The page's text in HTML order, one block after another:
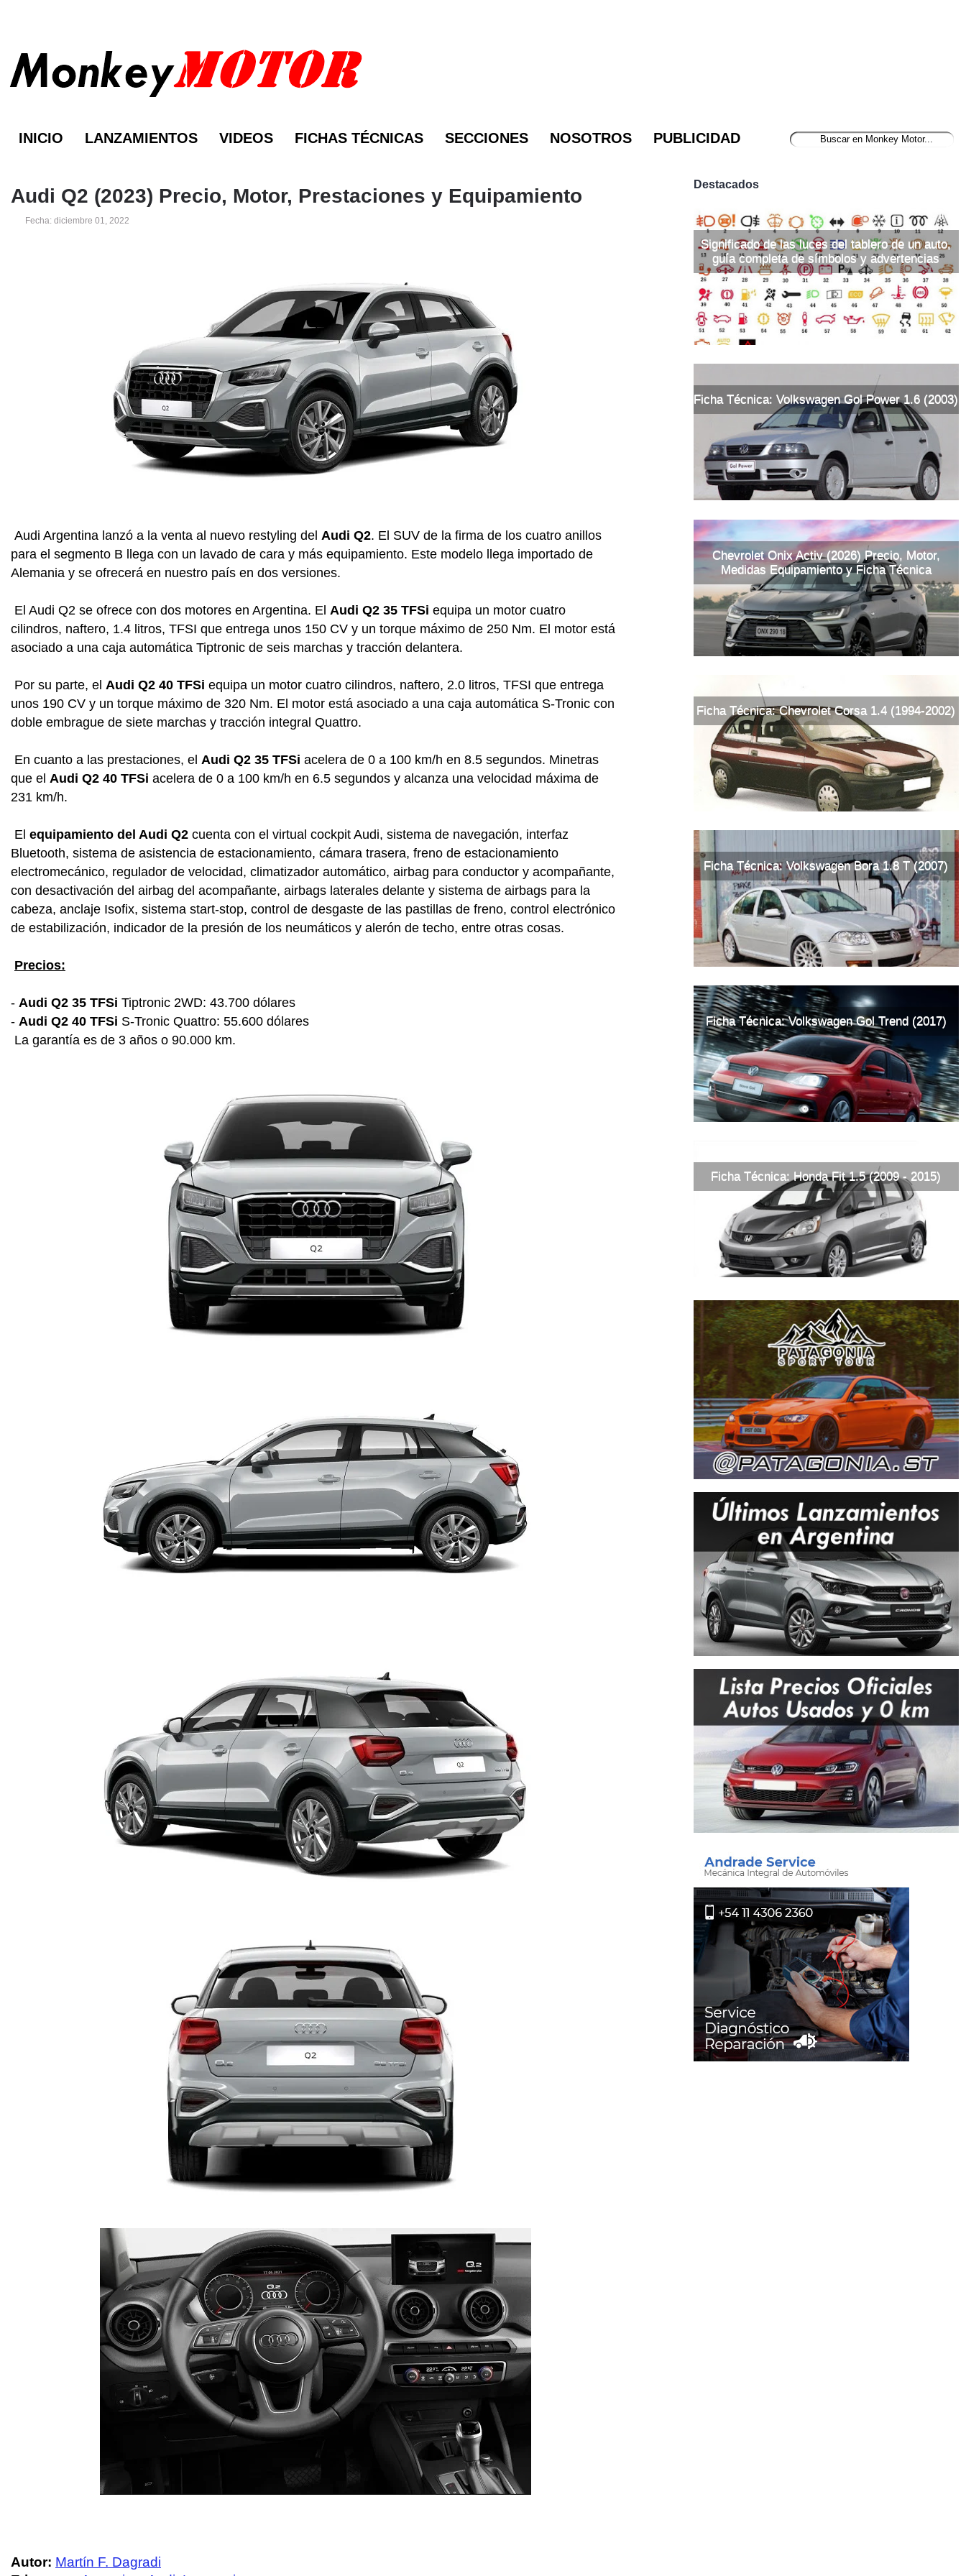
INICIO LANZAMIENTOS VIDEOS FICHAS TÉCNICAS SECCIONES NOSOTROS PUBLICIDAD
Audi Q2 (2023) Precio, Motor, Prestaciones y Equipamiento
Fecha: diciembre 01, 2022
Audi Argentina lanzó a la venta al nuevo restyling del Audi Q2. El SUV de la firma de los cuatro anillos
para el segmento B llega con un lavado de cara y más equipamiento. Este modelo llega importado de
Alemania y se ofrecerá en nuestro país en dos versiones.
El Audi Q2 se ofrece con dos motores en Argentina. El Audi Q2 35 TFSi equipa un motor cuatro
cilindros, naftero, 1.4 litros, TFSI que entrega unos 150 CV y un torque máximo de 250 Nm. El motor está
asociado a una caja automática Tiptronic de seis marchas y tracción delantera.
Por su parte, el Audi Q2 40 TFSi equipa un motor cuatro cilindros, naftero, 2.0 litros, TFSI que entrega
unos 190 CV y un torque máximo de 320 Nm. El motor está asociado a una caja automática S-Tronic con
doble embrague de siete marchas y tracción integral Quattro.
En cuanto a las prestaciones, el Audi Q2 35 TFSi acelera de 0 a 100 km/h en 8.5 segundos. Minetras
que el Audi Q2 40 TFSi acelera de 0 a 100 km/h en 6.5 segundos y alcanza una velocidad máxima de
231 km/h.
El equipamiento del Audi Q2 cuenta con el virtual cockpit Audi, sistema de navegación, interfaz
Bluetooth, sistema de asistencia de estacionamiento, cámara trasera, freno de estacionamiento
electromecánico, regulador de velocidad, climatizador automático, airbag para conductor y acompañante,
con desactivación del airbag del acompañante, airbags laterales delante y sistema de airbags para la
cabeza, anclaje Isofix, sistema start-stop, control de desgaste de las pastillas de freno, control electrónico
de estabilización, indicador de la presión de los neumáticos y alerón de techo, entre otras cosas.
Precios:
- Audi Q2 35 TFSi Tiptronic 2WD: 43.700 dólares
- Audi Q2 40 TFSi S-Tronic Quattro: 55.600 dólares
La garantía es de 3 años o 90.000 km.
Autor: Martín F. Dagradi
Destacados
Significado de las luces del tablero de un auto,
guía completa de símbolos y advertencias
Ficha Técnica: Volkswagen Gol Power 1.6 (2003)
Chevrolet Onix Activ (2026) Precio, Motor,
Medidas Equipamiento y Ficha Técnica
Ficha Técnica: Chevrolet Corsa 1.4 (1994-2002)
Ficha Técnica: Volkswagen Bora 1.8 T (2007)
Ficha Técnica: Volkswagen Gol Trend (2017)
Ficha Técnica: Honda Fit 1.5 (2009 - 2015)